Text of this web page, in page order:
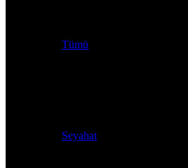
Tümü
Seyahat